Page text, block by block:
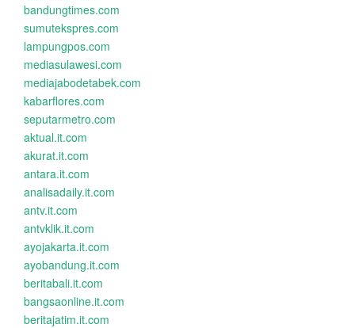
bandungtimes.com
sumutekspres.com
lampungpos.com
mediasulawesi.com
mediajabodetabek.com
kabarflores.com
seputarmetro.com
aktual.it.com
akurat.it.com
antara.it.com
analisadaily.it.com
antv.it.com
antvklik.it.com
ayojakarta.it.com
ayobandung.it.com
beritabali.it.com
bangsaonline.it.com
beritajatim.it.com